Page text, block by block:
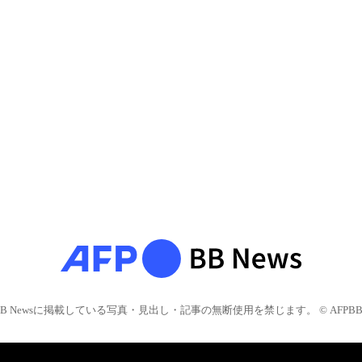
Newsに掲載している写真・見出し・記事の無断使用を禁じます。 © AFPBB